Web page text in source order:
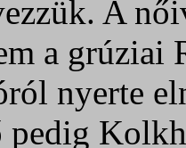
A
a
nyerte